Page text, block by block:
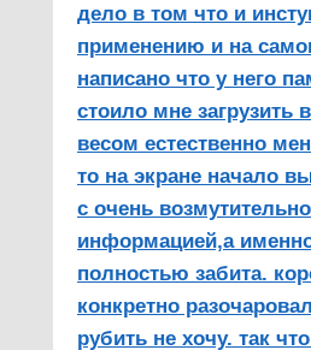
дело в том что и
применению и на
написано что у него
стоило мне загрузить
весом естественно
то на экране начало
с очень
информацией,а
полностью забита.
конкретно
рубить не хочу. так